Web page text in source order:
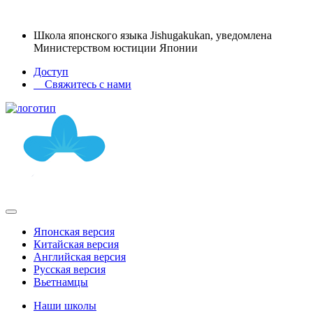
Школа японского языка Jishugakukan, уведомлена
Министерством юстиции Японии
Доступ
Свяжитесь с нами
Японская версия
Китайская версия
Английская версия
Русская версия
Вьетнамцы
Наши школы